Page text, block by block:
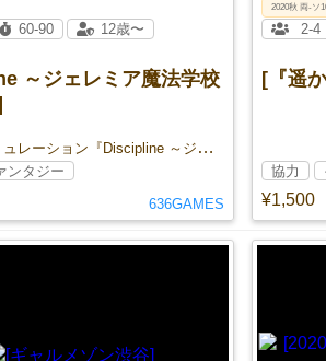
～ジェレミア魔法学校
学級経営シミュレーション『Discipline ～ジェレミア魔法学校の3年間～』に初の拡張が登場！
60-90 12歳〜
ンタジー
636GAMES
[『遥
¥1,500
2020秋 両-ソ
2-4
協力